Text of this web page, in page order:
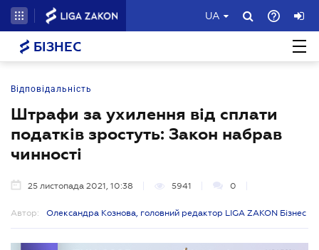
UA
БІЗНЕС
Відповідальність
Штрафи за ухилення від сплати
податків зростуть: Закон набрав
чинності
25 листопада 2021, 10:38 5941 0
Автор: Олександра Кознова, головний редактор LIGA ZAKON Бізнес